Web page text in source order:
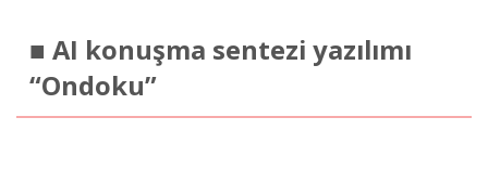
■ AI konuşma sentezi yazılımı
“Ondoku”